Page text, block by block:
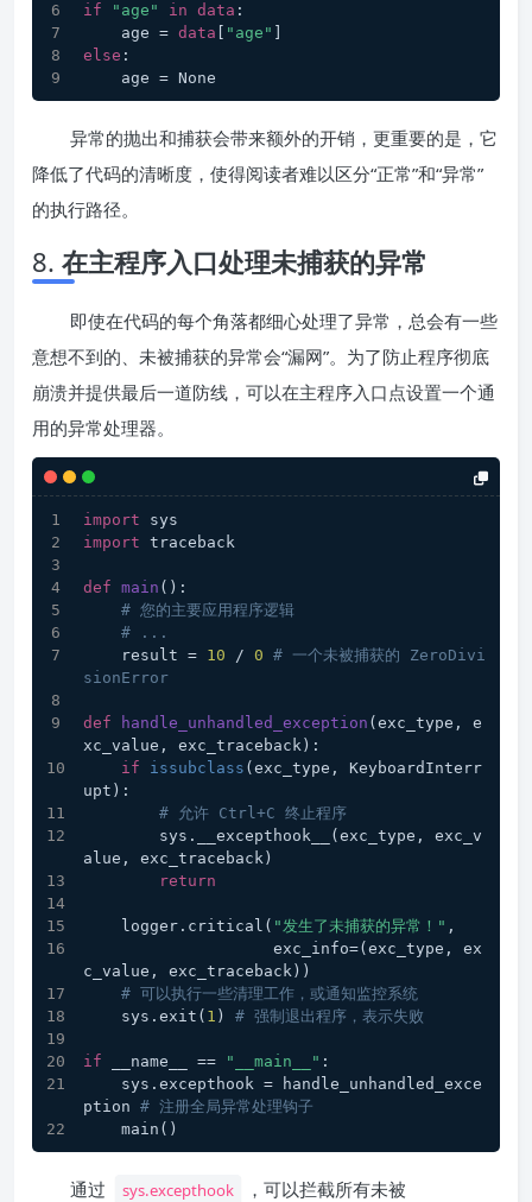
if
"age" in data :
    age =
data "age"
else :
    age = None
异常的抛出和捕获会带来额外的开销，更重要的是，它
降低了代码的清晰度，使得阅读者难以区分“正常”和“异常”
的执行路径。
8. 在主程序入口处理未捕获的异常
即使在代码的每个角落都细心处理了异常，总会有一些
意想不到的、未被捕获的异常会“漏网”。为了防止程序彻底
崩溃并提供最后一道防线，可以在主程序入口点设置一个通
用的异常处理器。
import sys
import traceback
def main ():
# 您的主要应用程序逻辑
# ...
    result =
10 / 0 # 一个未被捕获的 ZeroDivi
sionError
def handle_unhandled_exception ( exc_type, e
xc_value, exc_traceback ):
if
issubclass (exc_type, KeyboardInterr
upt):
# 允许 Ctrl+C 终止程序
alue, exc_traceback)
return
    logger.critical(
"发生了未捕获的异常！" ,
c_value, exc_traceback))
# 可以执行一些清理工作，或通知监控系统
    sys.exit(
1 ) # 强制退出程序，表示失败
if __name__ == "__main__" :
ption # 注册全局异常处理钩子
    main()
通过 sys.excepthook ，可以拦截所有未被